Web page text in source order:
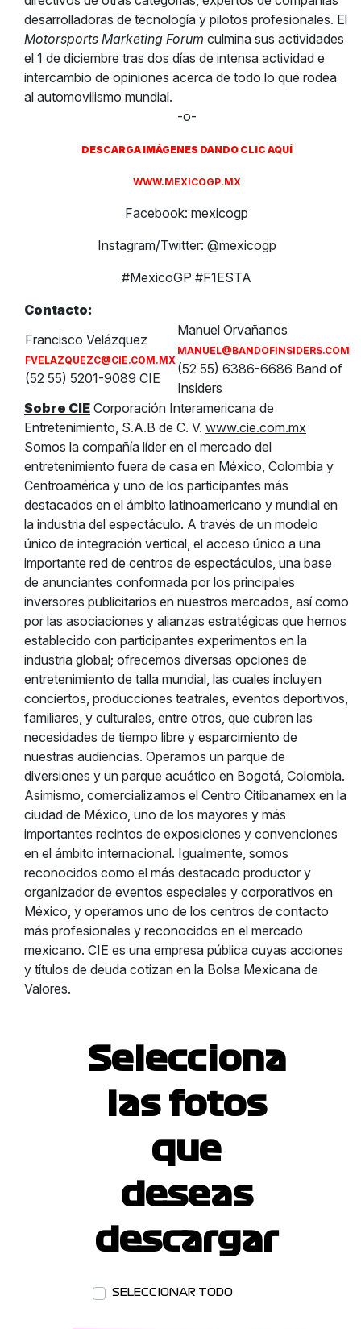
desarrolladoras de tecnología y pilotos profesionales. El
Motorsports Marketing Forum culmina sus actividades
el 1 de diciembre tras dos días de intensa actividad e
intercambio de opiniones acerca de todo lo que rodea
al automovilismo mundial.
-o-
DESCARGA IMÁGENES DANDO CLIC AQUÍ
WWW.MEXICOGP.MX
Facebook: mexicogp
Instagram/Twitter: @mexicogp
#MexicoGP #F1ESTA
Contacto:
Francisco Velázquez
FVELAZQUEZC@CIE.COM.MX
(52 55) 5201-9089 CIE
Manuel Orvañanos
MANUEL@BANDOFINSIDERS.COM
(52 55) 6386-6686 Band of
Insiders
Sobre CIE Corporación Interamericana de
Entretenimiento, S.A.B de C. V. www.cie.com.mx
Somos la compañía líder en el mercado del
entretenimiento fuera de casa en México, Colombia y
Centroamérica y uno de los participantes más
destacados en el ámbito latinoamericano y mundial en
la industria del espectáculo. A través de un modelo
único de integración vertical, el acceso único a una
importante red de centros de espectáculos, una base
de anunciantes conformada por los principales
inversores publicitarios en nuestros mercados, así como
por las asociaciones y alianzas estratégicas que hemos
establecido con participantes experimentos en la
industria global; ofrecemos diversas opciones de
entretenimiento de talla mundial, las cuales incluyen
conciertos, producciones teatrales, eventos deportivos,
familiares, y culturales, entre otros, que cubren las
necesidades de tiempo libre y esparcimiento de
nuestras audiencias. Operamos un parque de
diversiones y un parque acuático en Bogotá, Colombia.
Asimismo, comercializamos el Centro Citibanamex en la
ciudad de México, uno de los mayores y más
importantes recintos de exposiciones y convenciones
en el ámbito internacional. Igualmente, somos
reconocidos como el más destacado productor y
organizador de eventos especiales y corporativos en
México, y operamos uno de los centros de contacto
más profesionales y reconocidos en el mercado
mexicano. CIE es una empresa pública cuyas acciones
y títulos de deuda cotizan en la Bolsa Mexicana de
Valores.
Selecciona
las fotos
que
deseas
descargar
SELECCIONAR TODO